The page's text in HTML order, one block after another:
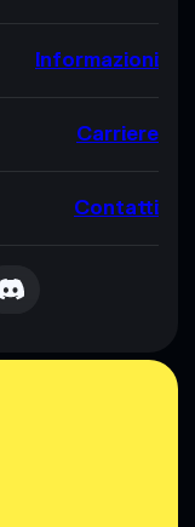
Informazioni
Carriere
Contatti